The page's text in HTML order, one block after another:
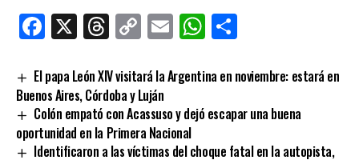
Facebook
X Threads
CopyEmailWhatsApp
El papa León XIV visitará la Argentina en noviembre: estará en
Buenos Aires, Córdoba y Luján
Colón empató con Acassuso y dejó escapar una buena
oportunidad en la Primera Nacional
Identificaron a las víctimas del choque fatal en la autopista,